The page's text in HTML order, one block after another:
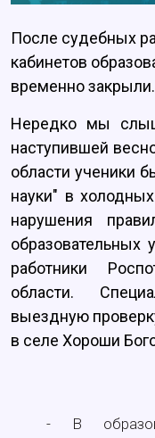
После судебных
кабинетов
временно закрыли.
Нередко мы
наступившей
области ученики
науки" в
нарушения
работники
области.
выездную
в селе Хороши
- В